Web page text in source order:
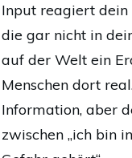
Input reagiert dein
die gar nicht in
auf der Welt ein
Menschen dort
Information, aber
zwischen „ich bin